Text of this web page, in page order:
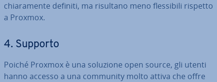
chia­ra­men­te definiti, ma risultano meno fles­si­bi­li rispetto
a Proxmox.
4. Supporto
Poiché Proxmox è una soluzione open source, gli utenti
hanno accesso a una community molto attiva che offre